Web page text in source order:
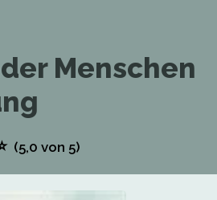
Menschen
(5,0 von 5)